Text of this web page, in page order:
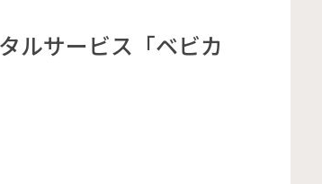
ルサービス「ベビカ